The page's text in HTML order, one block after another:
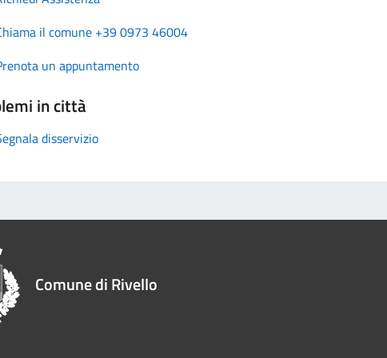
il comune +39 0973 46004
un appuntamento
in città
disservizio
Comune di Rivello